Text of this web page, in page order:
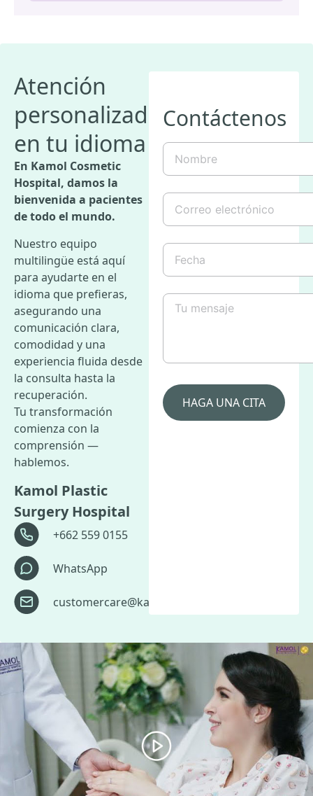
Atención
personalizada,
en tu idioma
En Kamol Cosmetic
Hospital, damos la
bienvenida a pacientes
de todo el mundo.
Nuestro equipo
multilingüe está aquí
para ayudarte en el
idioma que prefieras,
asegurando una
comunicación clara,
comodidad y una
experiencia fluida desde
la consulta hasta la
recuperación.
Tu transformación
comienza con la
comprensión —
hablemos.
Kamol Plastic
Surgery Hospital
+662 559 0155
WhatsApp
customercare@kamolhospital.com
Contáctenos
Nombre(Obligatorio)
Correo
electrónico(Obligatorio)
Fecha
Tu
mensaje